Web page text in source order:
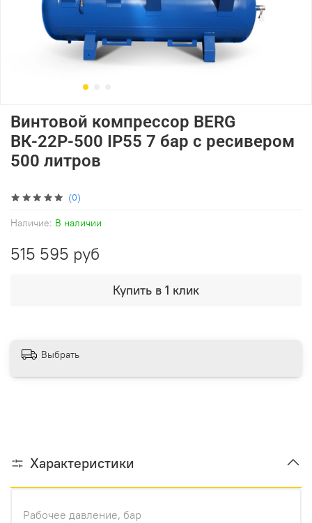
(0)
Наличие: В наличии
Винтовой компрессор BERG
ВК-22Р-500 IP55 7 бар с ресивером
500 литров
515 595 руб
Купить в 1 клик
Выбрать
Характеристики
Рабочее давление, бар